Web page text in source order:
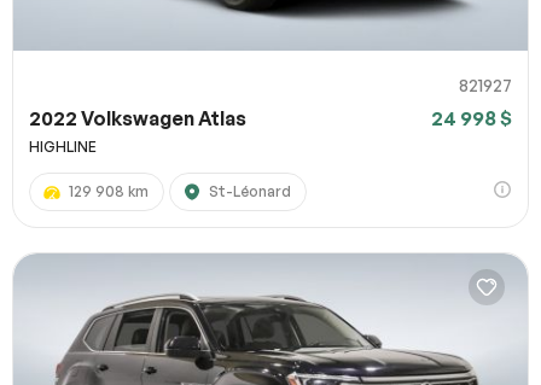
821927
2022 Volkswagen Atlas 24 998 $
HIGHLINE
129 908 km St-Léonard